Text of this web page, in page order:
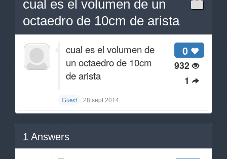
cual es el volumen de un
octaedro de 10cm de arista
0
932
1
cual es el volumen de
un octaedro de 10cm
de arista
Guest 28 sept 2014
1 Answers